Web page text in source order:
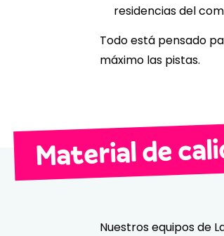
residencias del
Todo está pensado
máximo las pistas.
Material de
Nuestros equipos de